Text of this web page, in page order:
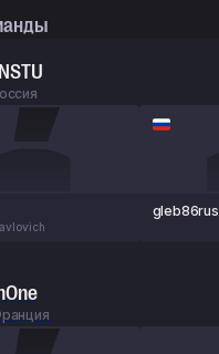
gleb86rus